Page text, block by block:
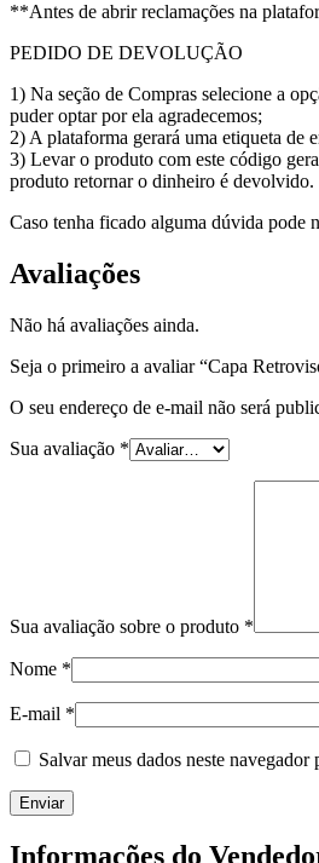
**Antes de abrir reclamações na
PEDIDO DE DEVOLUÇÃO
1) Na seção de Compras selecione a
puder optar por ela agradecemos;
2) A plataforma gerará uma etiqueta de
3) Levar o produto com este código
produto retornar o dinheiro é devolvido.
Caso tenha ficado alguma dúvida pode
Avaliações
Não há avaliações ainda.
Seja o primeiro a avaliar “Capa
O seu endereço de e-mail não será
Sua avaliação *
Sua avaliação sobre o produto *
Nome *
E-mail *
Salvar meus dados neste
Informações do